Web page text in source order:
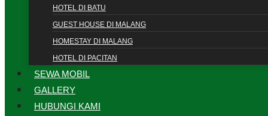
HOTEL DI BATU
GUEST HOUSE DI MALANG
HOMESTAY DI MALANG
HOTEL DI PACITAN
SEWA MOBIL
GALLERY
HUBUNGI KAMI